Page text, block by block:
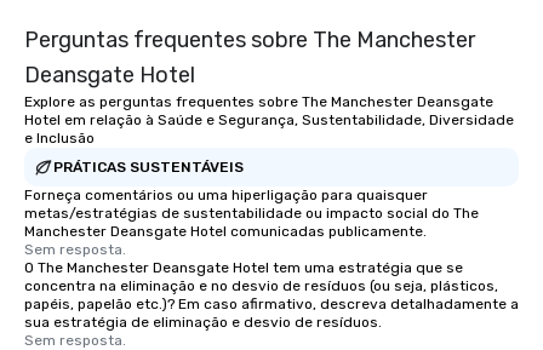
Perguntas frequentes sobre The Manchester
Deansgate Hotel
Explore as perguntas frequentes sobre The Manchester Deansgate
Hotel em relação à Saúde e Segurança, Sustentabilidade, Diversidade
e Inclusão
PRÁTICAS SUSTENTÁVEIS
Forneça comentários ou uma hiperligação para quaisquer
metas/estratégias de sustentabilidade ou impacto social do The
Manchester Deansgate Hotel comunicadas publicamente.
Sem resposta.
O The Manchester Deansgate Hotel tem uma estratégia que se
concentra na eliminação e no desvio de resíduos (ou seja, plásticos,
papéis, papelão etc.)? Em caso afirmativo, descreva detalhadamente a
sua estratégia de eliminação e desvio de resíduos.
Sem resposta.